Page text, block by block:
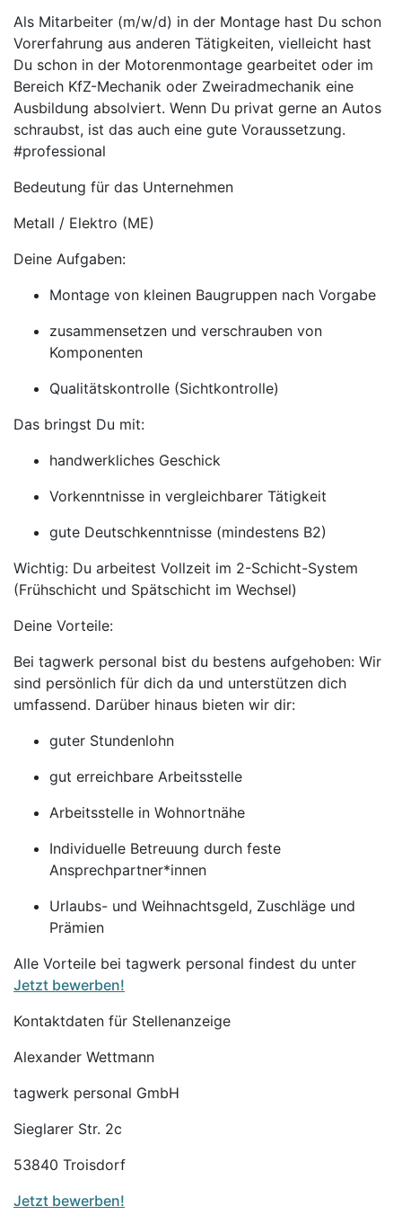
Als Mitarbeiter (m/w/d) in der Montage hast Du schon
Vorerfahrung aus anderen Tätigkeiten, vielleicht hast
Du schon in der Motorenmontage gearbeitet oder im
Bereich KfZ-Mechanik oder Zweiradmechanik eine
Ausbildung absolviert. Wenn Du privat gerne an Autos
schraubst, ist das auch eine gute Voraussetzung.
#professional
Bedeutung für das Unternehmen
Metall / Elektro (ME)
Deine Aufgaben:
Montage von kleinen Baugruppen nach Vorgabe
zusammensetzen und verschrauben von
Komponenten
Qualitätskontrolle (Sichtkontrolle)
Das bringst Du mit:
handwerkliches Geschick
Vorkenntnisse in vergleichbarer Tätigkeit
gute Deutschkenntnisse (mindestens B2)
Wichtig: Du arbeitest Vollzeit im 2-Schicht-System
(Frühschicht und Spätschicht im Wechsel)
Deine Vorteile:
Bei tagwerk personal bist du bestens aufgehoben: Wir
sind persönlich für dich da und unterstützen dich
umfassend. Darüber hinaus bieten wir dir:
guter Stundenlohn
gut erreichbare Arbeitsstelle
Arbeitsstelle in Wohnortnähe
Individuelle Betreuung durch feste
Ansprechpartner*innen
Urlaubs- und Weihnachtsgeld, Zuschläge und
Prämien
Alle Vorteile bei tagwerk personal findest du unter
Jetzt bewerben!
Kontaktdaten für Stellenanzeige
Alexander Wettmann
tagwerk personal GmbH
Sieglarer Str. 2c
53840 Troisdorf
Jetzt bewerben!